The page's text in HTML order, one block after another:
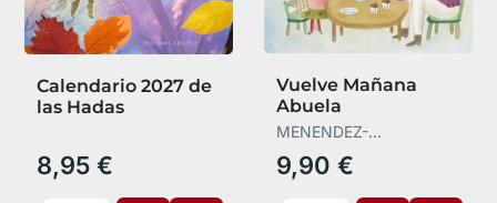
Calendario 2027 de
las Hadas
8,95 €
Vuelve Mañana
Abuela
MENENDEZ-
PONTE,MARIA
9,90 €